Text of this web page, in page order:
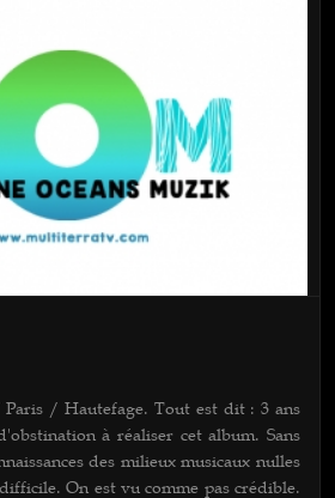
Paris / Hautefage. Tout est dit : 3 ans
à réaliser cet album. Sans
des milieux musicaux nulles
On est vu comme pas crédible.